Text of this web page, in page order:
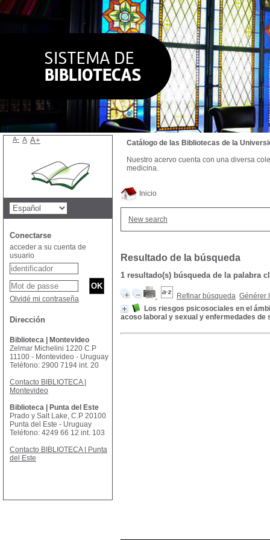
Inicio
New search
Resultado de la búsqueda
1 resultado(s) búsqueda de la palabra
Refinar búsqueda Générer
Los riesgos psicosociales en el
acoso laboral y sexual y enfermedades de
Catálogo de las Bibliotecas de la
Nuestro acervo cuenta con una diversa
medicina.
A- A A+
Conectarse
acceder a su cuenta de
usuario
Olvidé mi contraseña
Dirección
Biblioteca | Montevideo
Zelmar Michelini 1220 C.P
11100 - Montevideo - Uruguay
Teléfono: 2900 7194 int. 20
Contacto BIBLIOTECA |
Montevideo
Biblioteca | Punta del Este
Prado y Salt Lake, C.P 20100
Punta del Este - Uruguay
Teléfono: 4249 66 12 int. 103
Contacto BIBLIOTECA | Punta
del Este